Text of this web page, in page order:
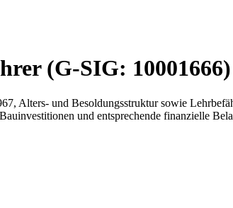
(G-SIG: 10001666)
Alters- und Besoldungsstruktur sowie
und entsprechende finanzielle